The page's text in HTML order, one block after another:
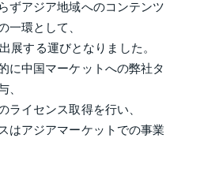
ずアジア地域へのコンテンツ
一環として、
展する運びとなりました。
に中国マーケットへの弊社タ
、
ライセンス取得を行い、
はアジアマーケットでの事業